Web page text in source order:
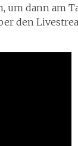
um dann am
den